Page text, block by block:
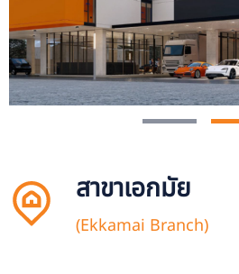
สาขาเอกมัย
(Ekkamai Branch)